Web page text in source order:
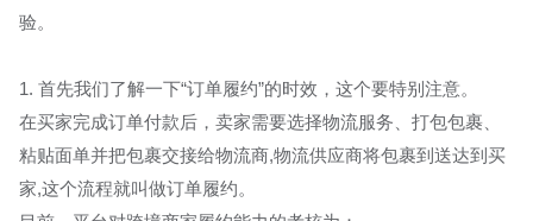
验。
1. 首先我们了解一下“订单履约”的时效，这个要特别注意。
在买家完成订单付款后，卖家需要选择物流服务、打包包裹、
粘贴面单并把包裹交接给物流商,物流供应商将包裹到送达到买
家,这个流程就叫做订单履约。